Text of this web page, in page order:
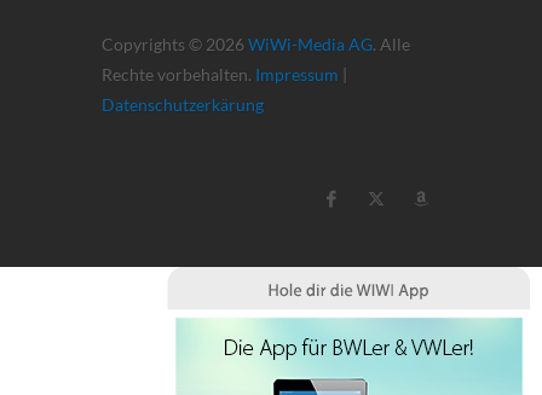
Copyrights © 2026 WiWi-Media AG. Alle
Rechte vorbehalten. Impressum |
Datenschutzerkärung